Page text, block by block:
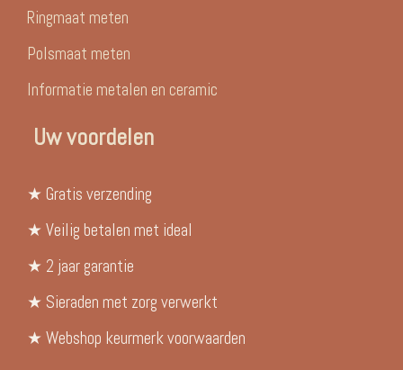
Ringmaat meten
Polsmaat meten
Informatie metalen en ceramic
Uw voordelen
★ Gratis verzending
★ Veilig betalen met ideal
★ 2 jaar garantie
★ Sieraden met zorg verwerkt
★ Webshop keurmerk voorwaarden